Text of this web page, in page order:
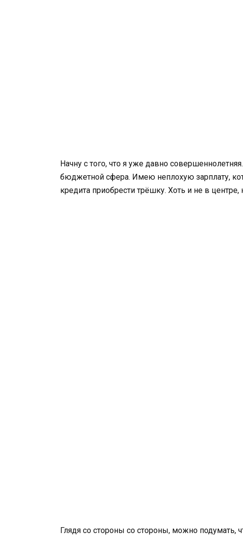
Начну с того, что я уже давно
бюджетной сфера. Имею неплохую зарплату,
кредита приобрести трёшку. Хоть и не в центре,
Глядя со стороны со стороны, можно подумать,